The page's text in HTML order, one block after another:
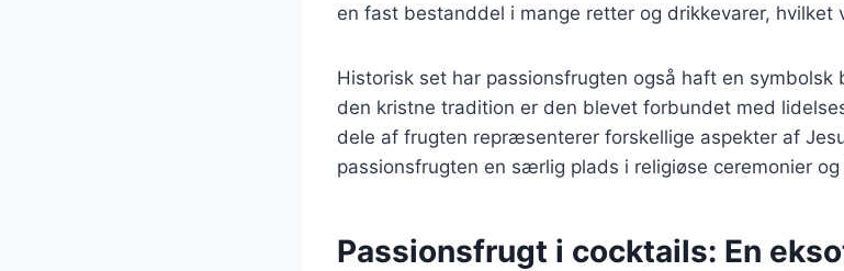
en fast bestanddel i mange retter og drikkevarer, hvilket
Historisk set har passionsfrugten også haft en symbolsk
den kristne tradition er den blevet forbundet med
dele af frugten repræsenterer forskellige aspekter af
passionsfrugten en særlig plads i religiøse ceremonier
Passionsfrugt i cocktails: En